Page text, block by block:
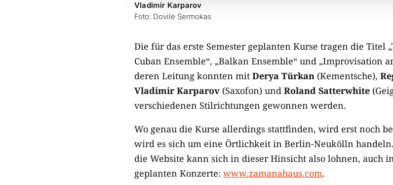
Vladimir Karparov
Foto: Dovile Sermokas
Die für das erste Semester geplanten Kurse tragen die Titel
Cuban Ensemble“, „Balkan Ensemble“ und „Improvisation
deren Leitung konnten mit Derya Türkan (Kementsche),
Vladimir Karparov (Saxofon) und Roland Satterwhite
verschiedenen Stilrichtungen gewonnen werden.
Wo genau die Kurse allerdings stattfinden, wird erst noch
wird es sich um eine Örtlichkeit in Berlin-Neukölln
die Website kann sich in dieser Hinsicht also lohnen, auch
geplanten Konzerte: www.zamanahaus.com.